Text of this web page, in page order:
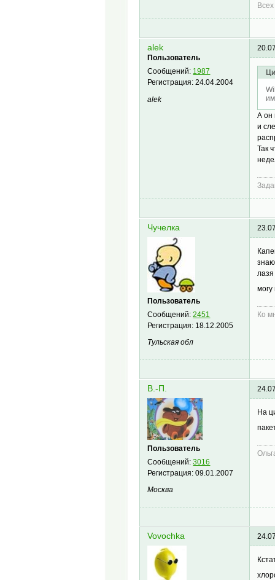
alek
Пользователь
Сообщений: 1987
Регистрация:24.04.2004
alek
А он
и
Так
Чучелка
Пользователь
Сообщений:2451
Регистрация: 18.12.2005
Тульская обл
Ко
В.-П.
Пользователь
Сообщений:3016
Регистрация:09.01.2007
Москва
На
Vovochka